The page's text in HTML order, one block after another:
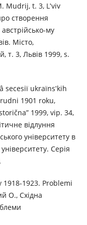
Mudrij, t. 3, Lʹvіv
створення
му
Місто,
т. 3, Львів 1999, s.
ukraїnsʹkih
1901 roku,
1999, vip. 34,
відлуння
університету в
Серія
1918-1923. Problemi
О., Східна